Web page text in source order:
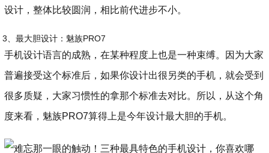
设计，整体比较圆润，相比前代进步不小。
3、最大胆设计：魅族PRO7
手机设计语言的成熟，在某种程度上也是一种束缚。因为大家
普遍接受这个标准后，如果你设计出很另类的手机，就会受到
很多质疑，大家习惯性的拿那个标准去对比。所以，从这个角
度来看，魅族PRO7算得上是今年设计最大胆的手机。